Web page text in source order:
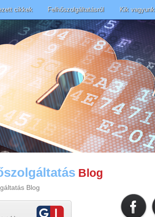
cikkek Felhőszolgáltatásról Kik vagyunk
Blog
Blog